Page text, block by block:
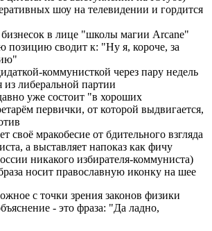
шоу на телевидении и гордится
бизнесок в лице "школы магии Arcane"
позицию сводит к: "Ну я, короче, за
коммунисткой через пару недель
либеральной партии
уже состоит "в хороших
первички, от которой выдвигается,
своё мракобесие от бдительного взгляда
а выставляет напоказ как фичу
никакого избирателя-коммуниста)
носит православную иконку на шее
с точки зрения законов физики
- это фраза: "Да ладно,